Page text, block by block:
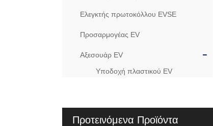
Ελεγκτής πρωτοκόλλου EVSE
Προσαρμογέας EV
Αξεσουάρ EV
Υποδοχή πλαστικού EV
Προτεινόμενα Προϊόντα